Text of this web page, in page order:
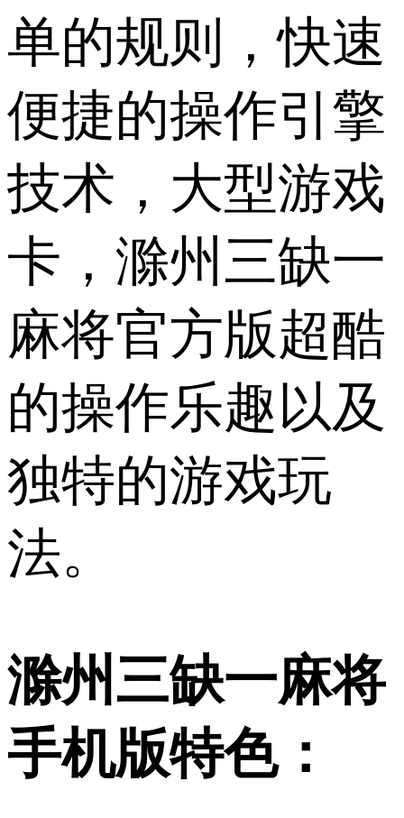
单的规则，快速
便捷的操作引擎
技术，大型游戏
卡，滁州三缺一
麻将官方版超酷
的操作乐趣以及
独特的游戏玩
法。
滁州三缺一麻将
手机版特色：